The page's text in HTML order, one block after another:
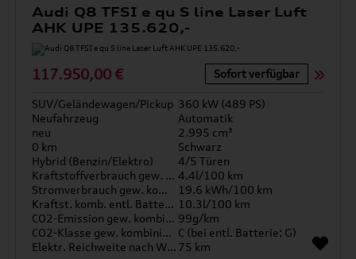
Audi Q8 TFSI e qu S line Laser Luft
AHK UPE 135.620,-
117.950,00 € Sofort verfügbar
SUV/Geländewagen/Pickup 360 kW (489 PS)
Neufahrzeug
Automatik
neu
2.995 cm³
0 km
Schwarz
Hybrid (Benzin/Elektro)
4/5 Türen
Kraftstoffverbrauch gew. kombiniert 4.4l/100 km
Stromverbrauch gew. kombiniert
19.6 kWh/100 km
Kraftst. komb. entl. Batterie 10.3l/100 km
CO2-Emission gew. kombiniert 99g/km
CO2-Klasse gew. kombiniert C (bei entl. Batterie: G)
Elektr. Reichweite nach WLTP* 75 km